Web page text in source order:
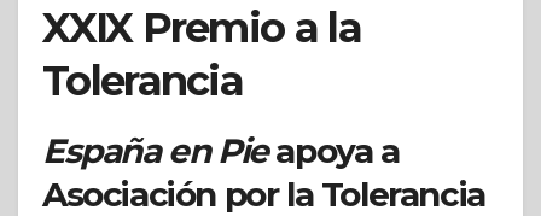
XXIX Premio a la
Tolerancia
España en Pieapoya a
Asociación por la Tolerancia